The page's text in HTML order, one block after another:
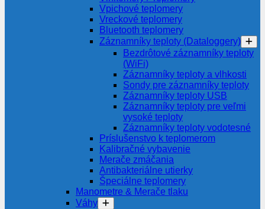
Vpichové teplomery
Vreckové teplomery
Bluetooth teplomery
Záznamníky teploty (Dataloggery)
Bezdrôtové záznamníky teploty
(WiFi)
Záznamníky teploty a vlhkosti
Sondy pre záznamníky teploty
Záznamníky teploty USB
Záznamníky teploty pre veľmi
vysoké teploty
Záznamníky teploty vodotesné
Príslušenstvo k teplomerom
Kalibračné vybavenie
Merače zmáčania
Antibakteriálne utierky
Špeciálne teplomery
Manometre & Merače tlaku
Váhy